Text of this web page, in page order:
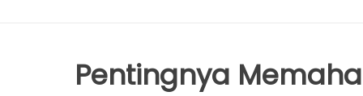
Pentingnya